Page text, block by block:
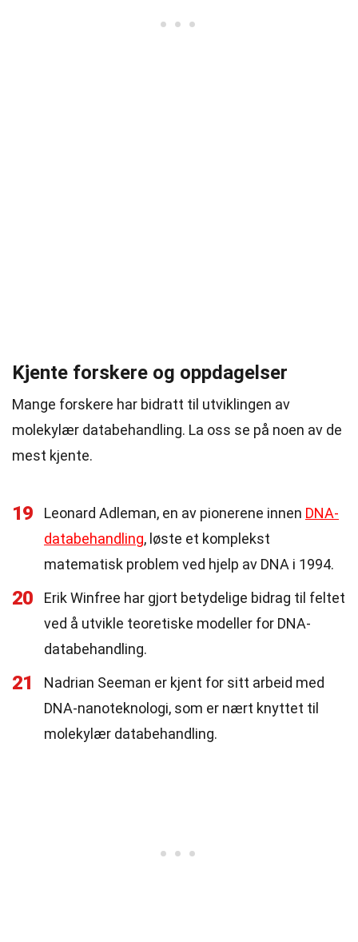
Kjente forskere og oppdagelser
Mange forskere har bidratt til utviklingen av
molekylær databehandling. La oss se på noen av de
mest kjente.
19 Leonard Adleman, en av pionerene innen DNA-
databehandling, løste et komplekst
matematisk problem ved hjelp av DNA i 1994.
20
Erik Winfree har gjort betydelige bidrag til feltet
ved å utvikle teoretiske modeller for DNA-
databehandling.
21
Nadrian Seeman er kjent for sitt arbeid med
DNA-nanoteknologi, som er nært knyttet til
molekylær databehandling.